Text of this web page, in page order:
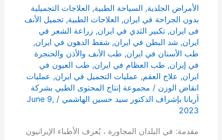
الأمراض الجلدية, السياحة الطبية, العلاجات التجميلية
بدون الجراحة في ايران, العلاجات الطبية,تجمیل الأنف
فی ایران,تكبير الثدي في ايران, زراعة الشعر في
ايران, شد البطن في ايران, شفط الدهون في ايران,
طب الأسنان في ايران, طب الأنف والأذن والحنجرة
في إيران, طب العظام في ايران, طب العيون في
ايران, علاج العقم, عمليات التجميل في ايران, عمليات
انقاض الوزن / مجموعة إنتاج المحتوى الطبي بشركة
آریانا بإشراف الدكتور سيد حسين الهاشمي/
June 9,
2023
مقدمة: في البلدان المجاورة ، يُعرف الأطباء الإيرانيون